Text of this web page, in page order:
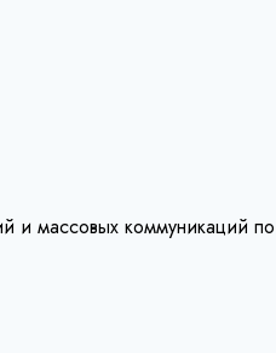
и массовых коммуникаций